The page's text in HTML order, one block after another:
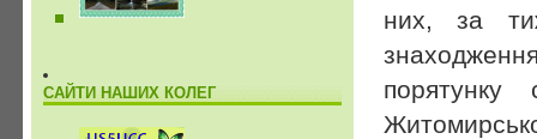
САЙТИ НАШИХ КОЛЕГ
них, за
порятунку